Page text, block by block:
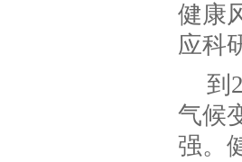
健康
应科
到
气候
强。